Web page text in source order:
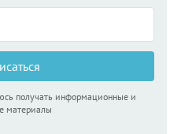
получать информационные и
материалы